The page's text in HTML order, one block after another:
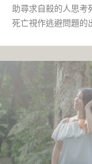
助尋求自殺的人思考
死亡視作逃避問題的